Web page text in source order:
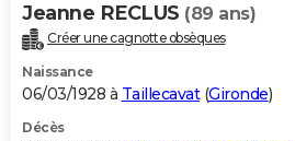
Jeanne RECLUS (89 ans)
Créer une cagnotte obsèques
Naissance
06/03/1928 à Taillecavat(Gironde)
Décès